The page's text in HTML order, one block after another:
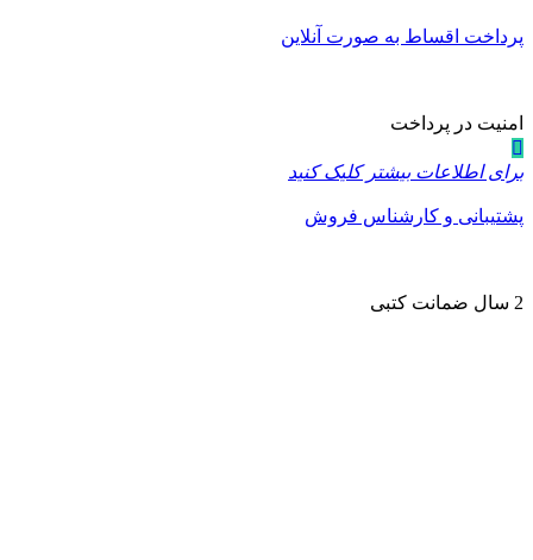
پرداخت اقساط به صورت آنلاین
امنیت در پرداخت
برای اطلاعات بیشتر کلیک کنید
پشتیبانی و کارشناس فروش
2 سال ضمانت کتبی